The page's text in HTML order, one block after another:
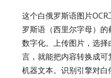
这个白俄罗斯语图片
罗斯语（西里尔字母）
数字化。上传图片，选择
言，就能把内容转换成
机器文本。识别引擎对